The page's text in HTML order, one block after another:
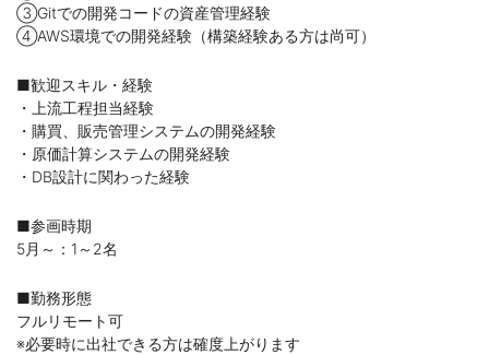
③Gitでの開発コードの資産管理経験
④AWS環境での開発経験（構築経験ある方は尚可）
■歓迎スキル・経験
・上流工程担当経験
・購買、販売管理システムの開発経験
・原価計算システムの開発経験
・DB設計に関わった経験
■参画時期
5月～：1～2名
■勤務形態
フルリモート可
※必要時に出社できる方は確度上がります